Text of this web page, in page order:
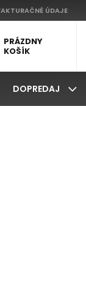
ÚDAJE
PRÁZDNY
KOŠÍK
DOPREDAJ